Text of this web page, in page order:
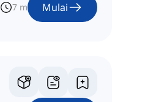
7 m Mulai